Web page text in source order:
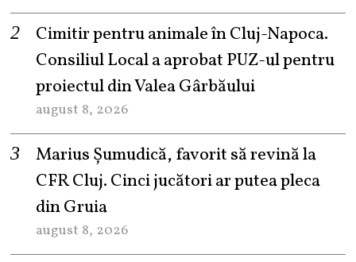
Cimitir pentru animale în Cluj-Napoca.
Consiliul Local a aprobat PUZ-ul pentru
proiectul din Valea Gârbăului
august 8, 2026
Marius Șumudică, favorit să revină la
CFR Cluj. Cinci jucători ar putea pleca
din Gruia
august 8, 2026